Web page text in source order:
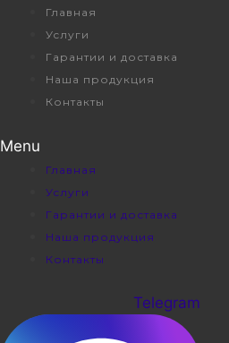
Перейти
содержимому
Главная
Услуги
Гарантии и доставка
Наша продукция
Контакты
Menu
Главная
Услуги
Гарантии и доставка
Наша продукция
Контакты
Telegram